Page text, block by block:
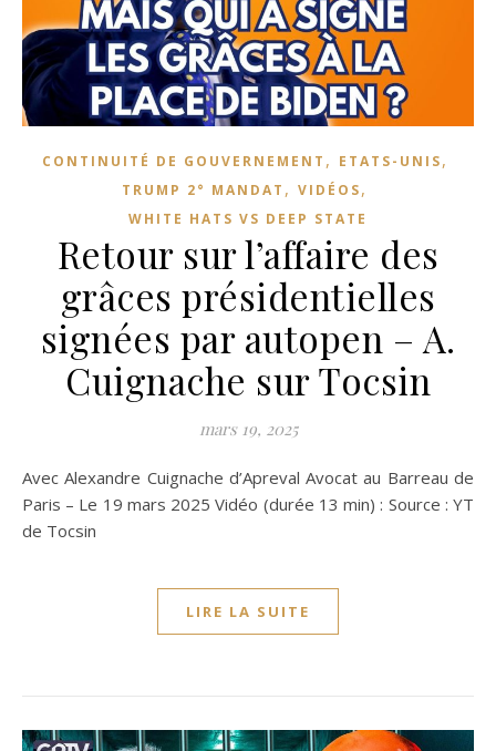
CONTINUITÉ DE GOUVERNEMENT , ETATS-UNIS,
TRUMP 2° MANDAT , VIDÉOS,
WHITE HATS VS DEEP STATE
Retour sur l’affaire des
grâces présidentielles
signées par autopen – A.
Cuignache sur Tocsin
mars 19, 2025
Avec Alexandre Cuignache d’Apreval Avocat au Barreau de
Paris – Le 19 mars 2025 Vidéo (durée 13 min) : Source : YT
de Tocsin
LIRE LA SUITE